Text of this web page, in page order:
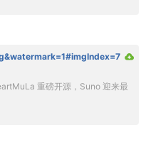
重磅开源，Suno 迎来最